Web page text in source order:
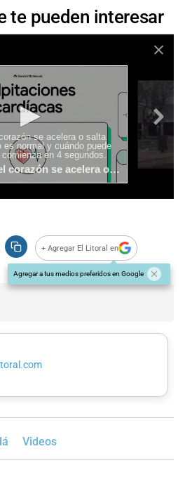
te pueden interesar
+ Agregar El Litoral en
Agregar a tus medios preferidos en Google
Videos